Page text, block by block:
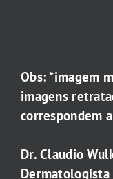
Obs: *imagem
imagens
correspondem
Dr. Claudio
Dermatologista